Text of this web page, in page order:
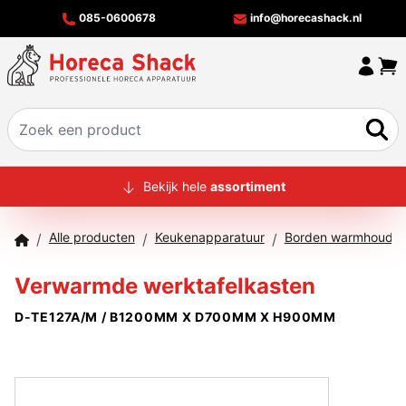
085-0600678 info@horecashack.nl
HOME
MERKEN
OFFERTECHECKER
Bekijk hele assortiment
/ Alle producten / Keukenapparatuur / Borden
Verwarmde werktafelkasten
D-TE127A/M / B1200MM X D700MM X H900MM